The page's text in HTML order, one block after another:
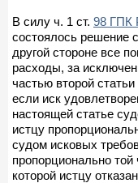
В силу ч. 1 ст. 98 ГПК
состоялось решение
другой стороне все
расходы, за
частью второй
если иск
настоящей статье
истцу
судом исковых
пропорционально
которой истцу